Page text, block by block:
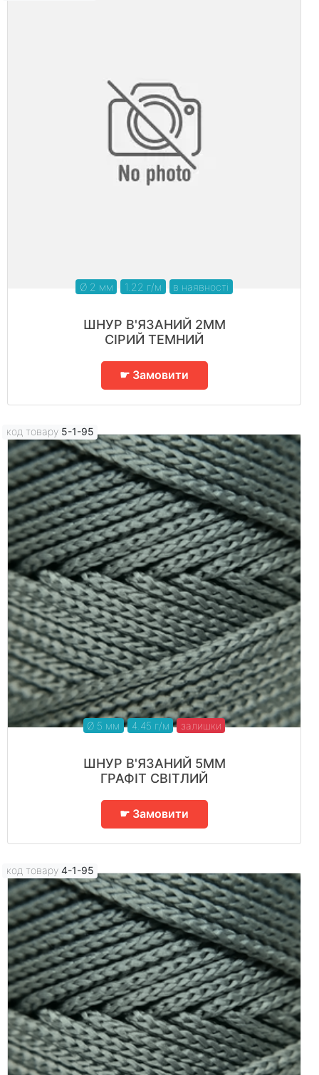
Ø 2 мм 1.22 г/м в наявності
ШНУР В'ЯЗАНИЙ 2ММ
СІРИЙ ТЕМНИЙ
☛ Замовити
код товару 5-1-95
Ø 5 мм 4.45 г/м залишки
ШНУР В'ЯЗАНИЙ 5ММ
ГРАФІТ СВІТЛИЙ
☛ Замовити
код товару 4-1-95